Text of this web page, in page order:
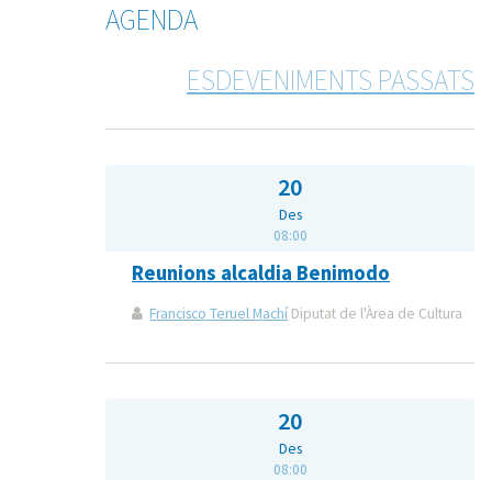
AGENDA
ESDEVENIMENTS PASSATS
20
Des
08:00
Reunions alcaldia Benimodo
Francisco Teruel Machí Diputat de l'Àrea de Cultura
20
Des
08:00